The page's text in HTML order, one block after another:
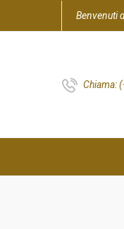
Benvenuti
Chiama: